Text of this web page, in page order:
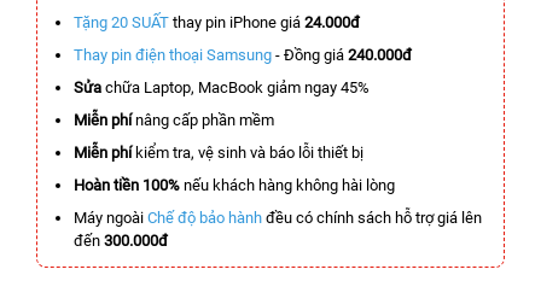
Tặng 20 SUẤT thay pin iPhone giá 24.000đ
Thay pin điện thoại Samsung - Đồng giá 240.000đ
Sửa chữa Laptop, MacBook giảm ngay 45%
Miễn phínâng cấp phần mềm
Miễn phíkiểm tra, vệ sinh và báo lỗi thiết bị
Hoàn tiền 100% nếu khách hàng không hài lòng
Máy ngoài Chế độ bảo hành đều có chính sách hỗ trợ giá lên
đến 300.000đ